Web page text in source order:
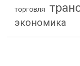
торговля
экономика